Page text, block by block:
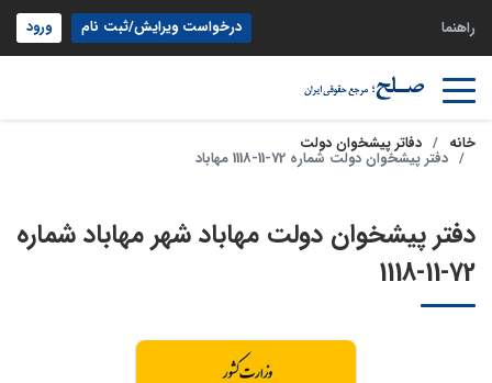
راهنما درخواست ویرایش/ثبت نام ورود
خانه دفاتر پیشخوان دولت
دفتر پیشخوان دولت شماره 72-11-1118 مهاباد
دفتر پیشخوان دولت مهاباد شهر مهاباد شماره
72-11-1118